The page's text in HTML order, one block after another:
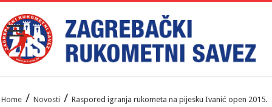
Home / Novosti / Raspored igranja rukometa na pijesku Ivanić open 2015.